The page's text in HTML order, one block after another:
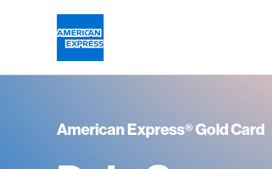
American Express® Gold Card